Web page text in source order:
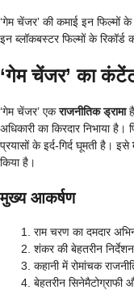
‘गेम चेंजर’ की कमाई इन
इन ब्लॉकबस्टर फिल्मों के
‘गेम चेंजर’ का
‘गेम चेंजर’ एकराजनीतिक ड्रामा
अधिकारी का किरदार निभाया
प्रयासों के इर्द-गिर्द घूमती है। इसे
किया है।
मुख्य आकर्षण
राम चरण का दमदार
शंकर की बेहतरीन
कहानी में रोमांचक
बेहतरीन सिनेमैटोग्राफी